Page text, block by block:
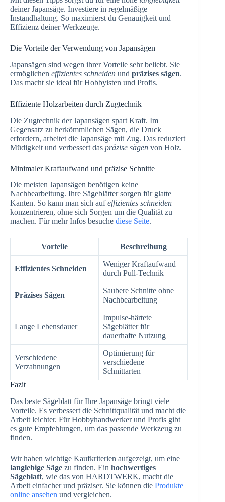
deiner Japansäge. Investiere in regelmäßige
Instandhaltung. So maximierst du Genauigkeit und
Effizienz deiner Werkzeuge.
Die Vorteile der Verwendung von Japansägen
Japansägen sind wegen ihrer Vorteile sehr beliebt. Sie
ermöglichen effizientes schneiden und präzises sägen.
Das macht sie ideal für Hobbyisten und Profis.
Effiziente Holzarbeiten durch Zugtechnik
Die Zugtechnik der Japansägen spart Kraft. Im
Gegensatz zu herkömmlichen Sägen, die Druck
erfordern, arbeitet die Japansäge mit Zug. Das reduziert
Müdigkeit und verbessert das präzise sägen von Holz.
Minimaler Kraftaufwand und präzise Schnitte
Die meisten Japansägen benötigen keine
Nachbearbeitung. Ihre Sägeblätter sorgen für glatte
Kanten. So kann man sich aufeffizientes schneiden
konzentrieren, ohne sich Sorgen um die Qualität zu
machen. Für mehr Infos besuche diese Seite.
Vorteile Beschreibung
Effizientes Schneiden
Weniger Kraftaufwand
durch Pull-Technik
Präzises Sägen
Saubere Schnitte ohne
Nachbearbeitung
Lange Lebensdauer
Impulse-härtete
Sägeblätter für
dauerhafte Nutzung
Verschiedene
Verzahnungen
Optimierung für
verschiedene
Schnittarten
Fazit
Das beste Sägeblatt für Ihre Japansäge bringt viele
Vorteile. Es verbessert die Schnittqualität und macht die
Arbeit leichter. Für Hobbyhandwerker und Profis gibt
es gute Empfehlungen, um das passende Werkzeug zu
finden.
Wir haben wichtige Kaufkriterien aufgezeigt, um eine
langlebige Säge zu finden. Ein hochwertiges
Sägeblatt, wie das von HARDTWERK, macht die
Arbeit einfacher und präziser. Sie können die Produkte
online ansehen und vergleichen.